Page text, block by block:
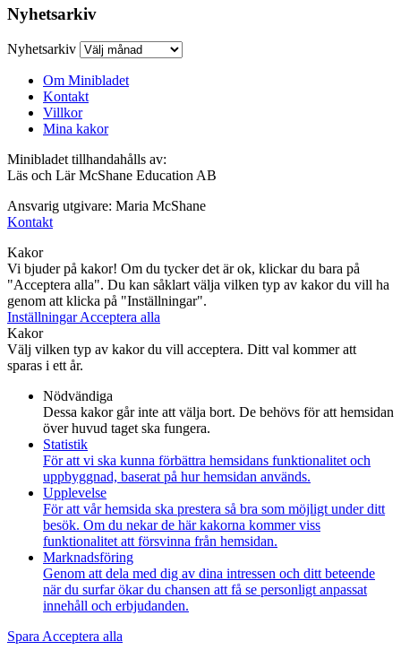
Nyhetsarkiv
Nyhetsarkiv
Om Minibladet
Kontakt
Villkor
Mina kakor
Minibladet tillhandahålls av:
Läs och Lär McShane Education AB
Ansvarig utgivare: Maria McShane
Kontakt
Kakor
Vi bjuder på kakor! Om du tycker det är ok, klickar du bara på
"Acceptera alla". Du kan såklart välja vilken typ av kakor du vill ha
genom att klicka på "Inställningar".
InställningarAcceptera alla
Kakor
Välj vilken typ av kakor du vill acceptera. Ditt val kommer att
sparas i ett år.
Nödvändiga
Dessa kakor går inte att välja bort. De behövs för att hemsidan
över huvud taget ska fungera.
Statistik
För att vi ska kunna förbättra hemsidans funktionalitet och
uppbyggnad, baserat på hur hemsidan används.
Upplevelse
För att vår hemsida ska prestera så bra som möjligt under ditt
besök. Om du nekar de här kakorna kommer viss
funktionalitet att försvinna från hemsidan.
Marknadsföring
Genom att dela med dig av dina intressen och ditt beteende
när du surfar ökar du chansen att få se personligt anpassat
innehåll och erbjudanden.
Spara Acceptera alla